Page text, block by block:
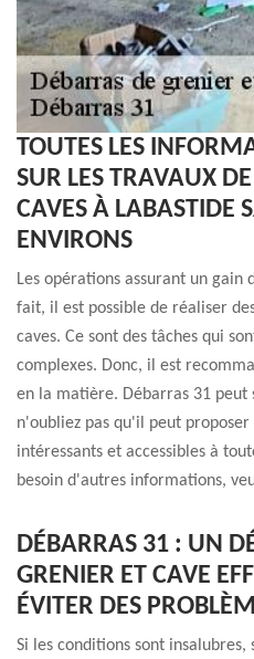
TOUTES LES
SUR LES TRAVAUX
CAVES À LABASTIDE
ENVIRONS
Les opérations assurant un gain
fait, il est possible de réaliser
caves. Ce sont des tâches qui
complexes. Donc, il est
en la matière. Débarras 31 peut
n'oubliez pas qu'il peut
intéressants et accessibles à
besoin d'autres informations,
DÉBARRAS 31 : UN
GRENIER ET CAVE
ÉVITER DES
Si les conditions sont